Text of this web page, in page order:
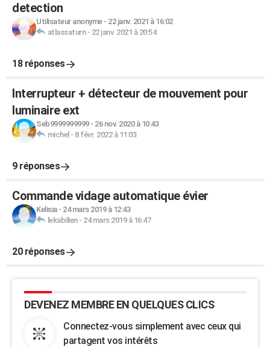
detection
Utilisateur anonyme- 22 janv. 2021 à 16:02
atlassaturn- 22 janv. 2021 à 20:54
18 réponses
Interrupteur + détecteur de mouvement pour
luminaire ext
Seb9999999999- 26 nov. 2020 à 10:43
michel - 8 févr. 2022 à 11:03
9 réponses
Commande vidage automatique évier
Kelisia- 24 mars 2019 à 12:43
lekabilien- 24 mars 2019 à 16:47
20 réponses
DEVENEZ MEMBRE EN QUELQUES CLICS
Connectez-vous simplement avec ceux qui
partagent vos intérêts